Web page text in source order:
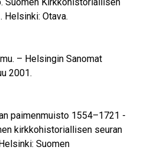
Helsinki: Otava.
– Helsingin Sanomat
2001.
paimenmuisto 1554–1721 -
kirkkohistoriallisen seuran
Suomen